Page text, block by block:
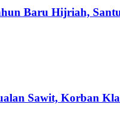
Baru Hijriah,
Sawit, Korban